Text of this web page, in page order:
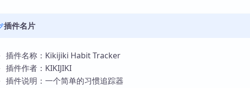
插件名片
插件名称：Kikijiki Habit Tracker
插件作者：KIKIJIKI
插件说明：一个简单的习惯追踪器